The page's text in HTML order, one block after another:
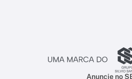
Anuncie no